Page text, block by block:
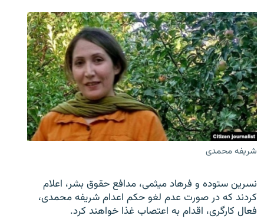
شریفه محمدی
نسرین ستوده و فرهاد میثمی، مدافع حقوق بشر، اعلام
کردند که در صورت عدم لغو حکم اعدام شریفه محمدی،
فعال کارگری، اقدام به اعتصاب غذا خواهند کرد.